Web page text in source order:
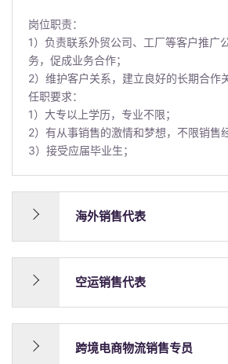
岗位职责：
1）负责联系外贸公司、工厂等客户推广
务，促成业务合作；
2）维护客户关系，建立良好的长期合作
任职要求：
1）大专以上学历，专业不限；
2）有从事销售的激情和梦想，不限销售
3）接受应届毕业生；
海外销售代表
空运销售代表
跨境电商物流销售专员